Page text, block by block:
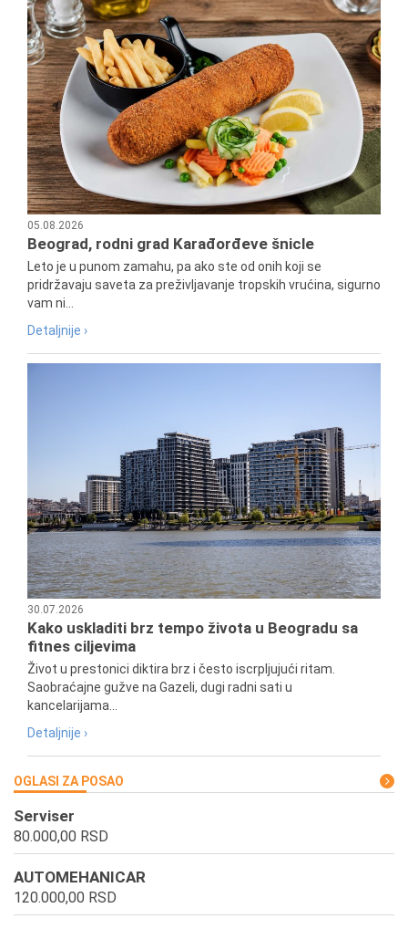
05.08.2026
Beograd, rodni grad Karađorđeve šnicle
Leto je u punom zamahu, pa ako ste od onih koji se
pridržavaju saveta za preživljavanje tropskih vrućina, sigurno
vam ni...
Detaljnije ›
30.07.2026
Kako uskladiti brz tempo života u Beogradu sa
fitnes ciljevima
Život u prestonici diktira brz i često iscrpljujući ritam.
Saobraćajne gužve na Gazeli, dugi radni sati u
kancelarijama...
Detaljnije ›
OGLASI ZA POSAO
Serviser
80.000,00 RSD
AUTOMEHANICAR
120.000,00 RSD